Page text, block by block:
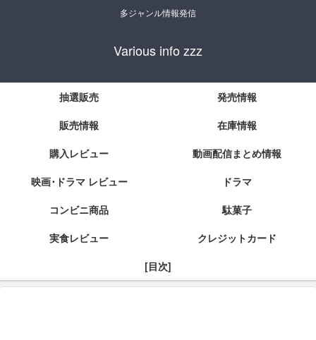
多ジャンル情報発信
Various info zzz
抽選販売
発売情報
販売情報
在庫情報
購入レビュー
動画配信まとめ情報
映画･ドラマ レビュー
ドラマ
コンビニ商品
駄菓子
実食レビュー
クレジットカード
[目次]